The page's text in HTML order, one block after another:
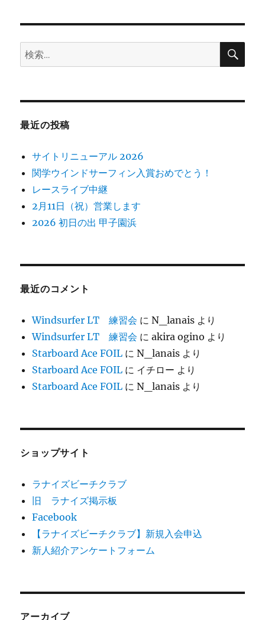
ン
検
索:
検
最近の投稿
サイトリニューアル 2026
関学ウインドサーフィン入賞おめでとう！
レースライブ中継
2月11日（祝）営業します
2026 初日の出 甲子園浜
最近のコメント
Windsurfer LT 練習会 にN_lanais より
Windsurfer LT 練習会 にakira ogino より
Starboard Ace FOIL にN_lanais より
Starboard Ace FOIL に イチロー より
Starboard Ace FOIL にN_lanais より
ショップサイト
ラナイズビーチクラブ
旧 ラナイズ掲示板
Facebook
【ラナイズビーチクラブ】新規入会申込
新人紹介アンケートフォーム
アーカイブ